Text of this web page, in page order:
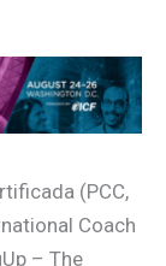
(PCC,
Coach
– The